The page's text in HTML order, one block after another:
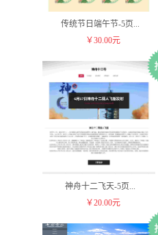
传统节日端午节-5页...
￥30.00元
神舟十二飞天-5页...
￥20.00元